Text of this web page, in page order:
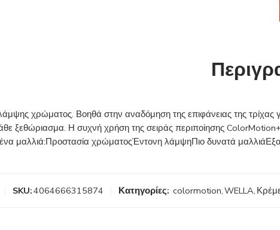
χρώματος. Βοηθά στην αναδόμηση της επιφάνειας της
ξεθώριασμα. Η συχνή χρήση της σειράς περιποίησης ColorMotion+
μαλλιά:Προστασία χρώματοςΈντονη λάμψηΠιο δυνατά
SKU:4064666315874 Κατηγορίες: colormotion,WELLA,